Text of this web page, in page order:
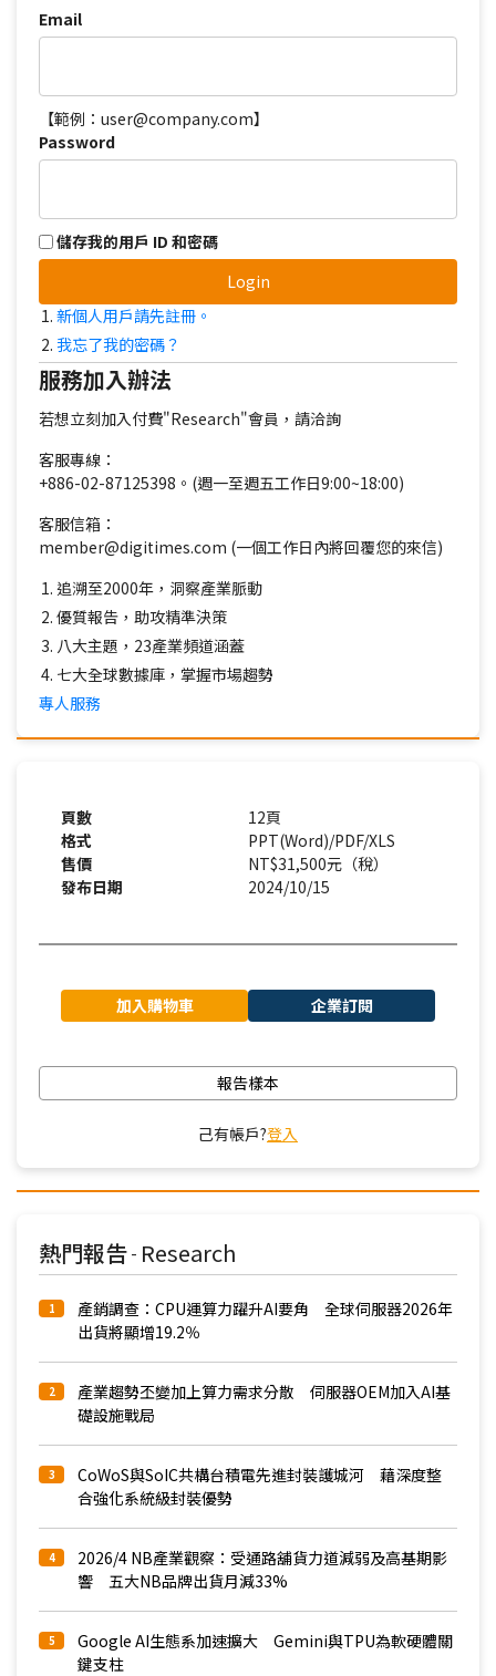
Email
【範例：user@company.com】
Password
儲存我的用戶 ID 和密碼
Login
新個人用戶請先註冊。
我忘了我的密碼？
服務加入辦法
若想立刻加入付費"Research"會員，請洽詢
客服專線：
+886-02-87125398。(週一至週五工作日9:00~18:00)
客服信箱：
member@digitimes.com (一個工作日內將回覆您的來信)
追溯至2000年，洞察產業脈動
優質報告，助攻精準決策
八大主題，23產業頻道涵蓋
七大全球數據庫，掌握市場趨勢
專人服務
頁數
12頁
格式
PPT(Word)/PDF/XLS
售價
NT$31,500元（稅）
發布日期
2024/10/15
加入購物車 企業訂閱
報告樣本
己有帳戶?登入
熱門報告 - Research
1
產銷調查：CPU運算力躍升AI要角 全球伺服器2026年
出貨將顯增19.2％
2
產業趨勢丕變加上算力需求分散 伺服器OEM加入AI基
礎設施戰局
3
CoWoS與SoIC共構台積電先進封裝護城河 藉深度整
合強化系統級封裝優勢
4
2026/4 NB產業觀察：受通路舖貨力道減弱及高基期影
響 五大NB品牌出貨月減33%
5
Google AI生態系加速擴大 Gemini與TPU為軟硬體關
鍵支柱